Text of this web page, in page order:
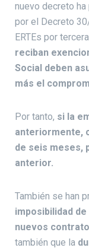
nuevo decreto
por el Decreto
ERTEs por
reciban
Social deben
más el
Por tanto, si la
anteriormente,
de seis meses,
anterior.
También se han
imposibilidad
nuevos
también que la